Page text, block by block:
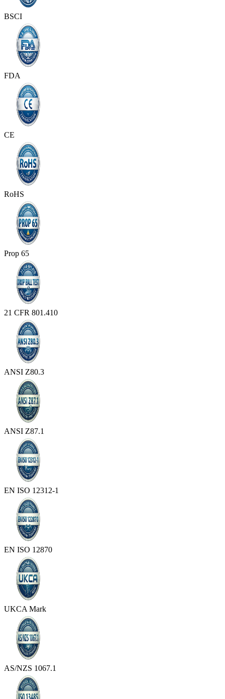
BSCI
FDA
CE
RoHS
Prop 65
21 CFR 801.410
ANSI Z80.3
ANSI Z87.1
EN ISO 12312-1
EN ISO 12870
UKCA Mark
AS/NZS 1067.1